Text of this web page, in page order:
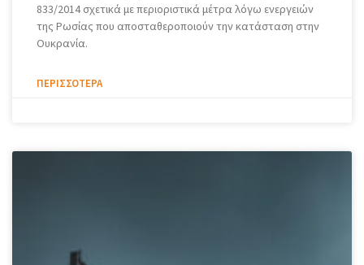
833/2014 σχετικά με περιοριστικά μέτρα λόγω ενεργειών
της Ρωσίας που αποσταθεροποιούν την κατάσταση στην
Ουκρανία.
ΠΕΡΙΣΣΌΤΕΡΑ